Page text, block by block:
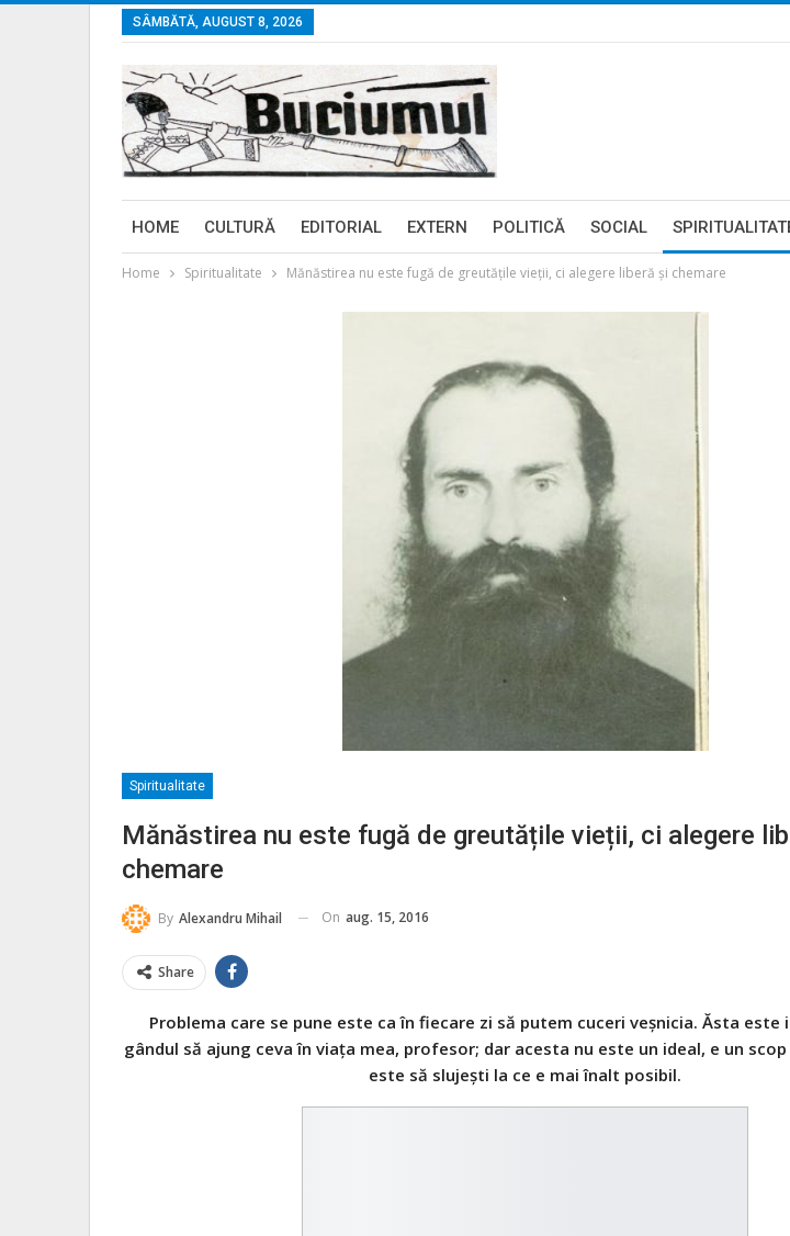
SÂMBĂTĂ, AUGUST 8, 2026
HOME CULTURĂ EDITORIAL EXTERN POLITICĂ SOCIAL
Home Spiritualitate Mănăstirea nu este fugă de greutățile vieții, ci alegere liberă și chemare
Spiritualitate
Mănăstirea nu este fugă de greutățile vieții, ci alegere
chemare
By Alexandru Mihail On aug. 15, 2016
Share
Problema care se pune este ca în fiecare zi să putem cuceri veșnicia. Ăsta este
gândul să ajung ceva în viața mea, profesor; dar acesta nu este un ideal, e un
este să slujești la ce e mai înalt posibil.